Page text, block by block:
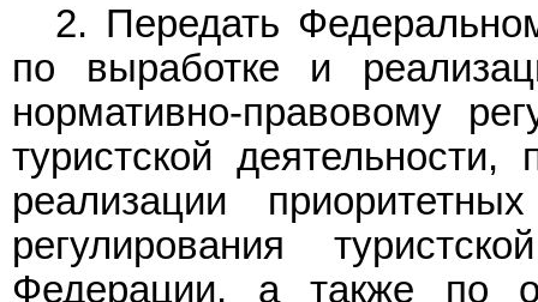
2. Передать
по выработке и
нормативно-правовому
туристской
реализации
регулирования
Федерации, а также по